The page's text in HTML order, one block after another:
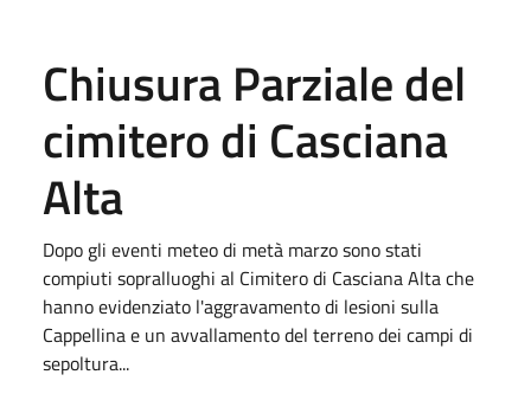
Chiusura Parziale del
cimitero di Casciana
Alta
Dopo gli eventi meteo di metà marzo sono stati
compiuti sopralluoghi al Cimitero di Casciana Alta che
hanno evidenziato l'aggravamento di lesioni sulla
Cappellina e un avvallamento del terreno dei campi di
sepoltura...